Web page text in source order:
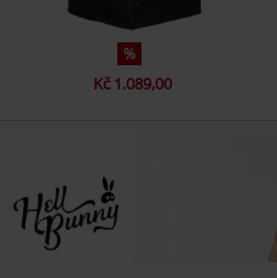
%
Kč 1.089,00